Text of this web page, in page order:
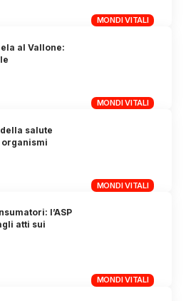
MONDI VITALI
MONDI VITALI
al Vallone:
MONDI VITALI
salute
MONDI VITALI
l’ASP
atti sui